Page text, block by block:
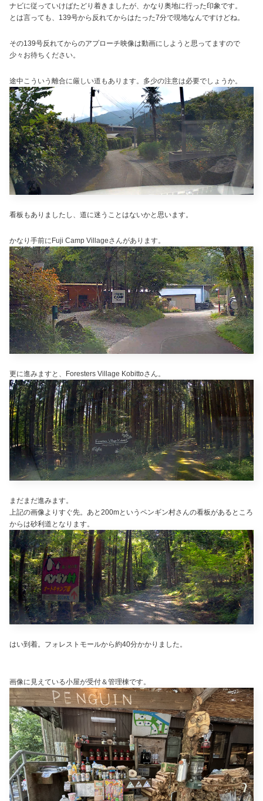
ナビに従っていけばたどり着きましたが、かなり奥地に行った印象です。
とは言っても、139号から反れてからはたった7分で現地なんですけどね。
その139号反れてからのアプローチ映像は動画にしようと思ってますので
少々お待ちください。
途中こういう離合に厳しい道もあります。多少の注意は必要でしょうか。
看板もありましたし、道に迷うことはないかと思います。
かなり手前にFuji Camp Villageさんがあります。
更に進みますと、Foresters Village Kobittoさん。
まだまだ進みます。
上記の画像よりすぐ先。あと200mというペンギン村さんの看板があるところ
からは砂利道となります。
はい到着。フォレストモールから約40分かかりました。
画像に見えている小屋が受付＆管理棟です。